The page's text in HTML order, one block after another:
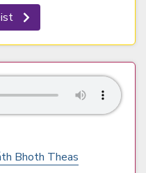
Bhoth Theas